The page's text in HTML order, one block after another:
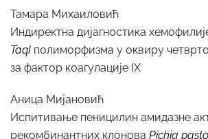
Тамара Михаиловић
Индиректна дијагностика
ТаqI полиморфизма у оквиру
за фактор коагулације IX
Аница Мијановић
Испитивање пеницилин амидазне
рекомбинантних клонова Pichia